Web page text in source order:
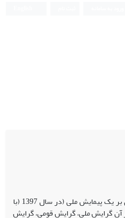
با توجه به چندفرهنگیبودن ایران، شناسایی الگوی مطلوب روابط قومی مسئلهای ضروری است. این تحقیق مبتنی بر یک پیمایش ملی (در سال 1397 (با
که در آن گرایش ملی، گرایش قومی، گرایش